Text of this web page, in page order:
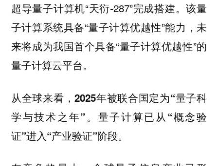
超导量子计算机“天衍-287”完成搭建。该量
子计算系统具备“量子计算优越性”能力，未
来将成为我国首个具备“量子计算优越性”的
量子计算云平台。
从全球来看，2025年被联合国定为“量子科
学与技术之年” 。 量子计算已从“概念验
证”进入“产业验证”阶段。